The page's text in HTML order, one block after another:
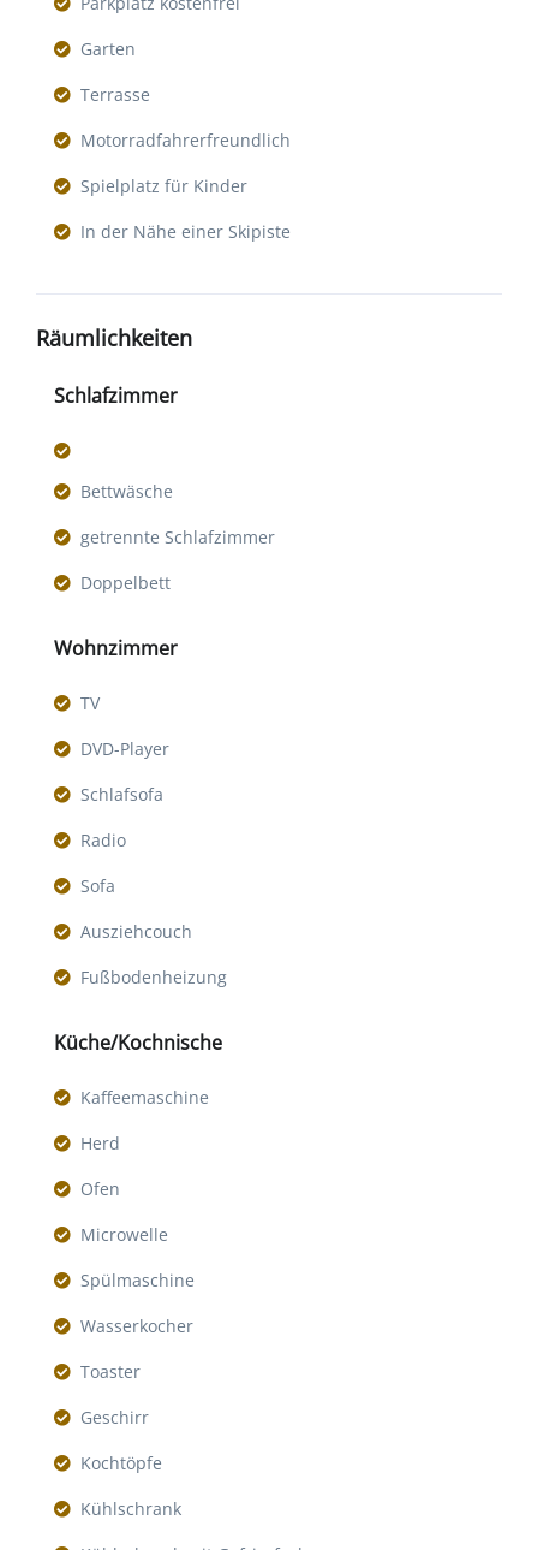
Garten
Terrasse
Motorradfahrerfreundlich
Spielplatz für Kinder
In der Nähe einer Skipiste
Räumlichkeiten
Schlafzimmer
Bettwäsche
getrennte Schlafzimmer
Doppelbett
Wohnzimmer
TV
DVD-Player
Schlafsofa
Radio
Sofa
Ausziehcouch
Fußbodenheizung
Küche/Kochnische
Kaffeemaschine
Herd
Ofen
Microwelle
Spülmaschine
Wasserkocher
Toaster
Geschirr
Kochtöpfe
Kühlschrank